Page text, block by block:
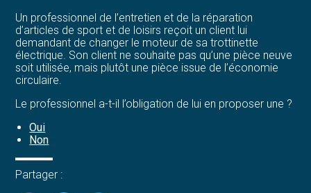
Construire votre patrimoine
Structurer votre croissance
Être prêt pour la facturation
électronique
Un professionnel de l’entretien et de la réparation
d’articles de sport et de loisirs reçoit un client lui
demandant de changer le moteur de sa trottinette
électrique. Son client ne souhaite pas qu’une pièce neuve
soit utilisée, mais plutôt une pièce issue de l’économie
circulaire.
Le professionnel a-t-il l’obligation de lui en proposer une ?
Oui
Non
Partager :